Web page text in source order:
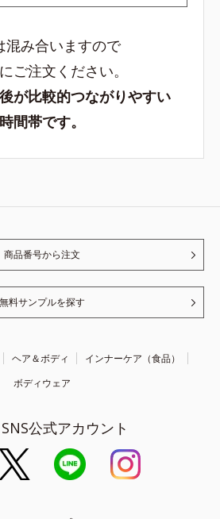
混み合いますので
ご注文ください。
が比較的つながりやすい
時間帯です。
商品番号から注文
無料サンプルを探す
ヘア＆ボディ
インナーケア（食品）
ボディウェア
公式アカウント